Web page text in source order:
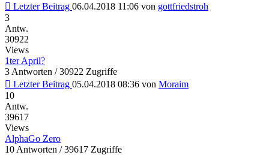
Letzter Beitrag 06.04.2018 11:06 von gottfriedstroh
3
Antw.
30922
Views
1ter April?
3 Antworten / 30922 Zugriffe
Letzter Beitrag 05.04.2018 08:36 von Moraim
10
Antw.
39617
Views
AlphaGo Zero
10 Antworten / 39617 Zugriffe